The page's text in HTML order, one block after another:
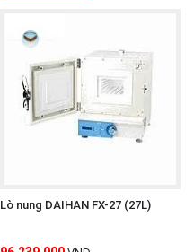
Lò nung DAIHAN FX-27 (27L)